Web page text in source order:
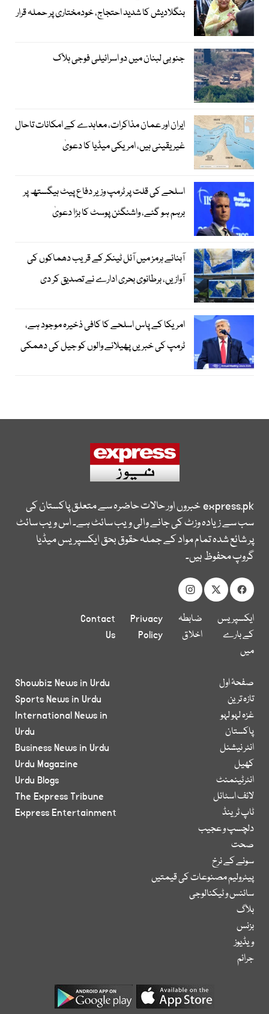
بنگلادیش کا شدید احتجاج، خودمختاری پر حملہ قرار
جنوبی لبنان میں دو اسرائیلی فوجی ہلاک
ایران اور عمان مذاکرات، معاہدے کے امکانات تاحال
غیر یقینی ہیں، امریکی میڈیا کا دعویٰ
اسلحے کی قلت پر ٹرمپ وزیر دفاع پیٹ ہیگستھ پر
برہم ہو گئے، واشنگٹن پوسٹ کا بڑا دعویٰ
آبنائے ہرمز میں آئل ٹینکر کے قریب دھماکوں کی
آوازیں، برطانوی بحری ادارے نے تصدیق کر دی
امریکا کے پاس اسلحے کا کافی ذخیرہ موجود ہے،
ٹرمپ کی خبریں پھیلانے والوں کو جیل کی دھمکی
express.pkخبروں اور حالات حاضرہ سے متعلق پاکستان کی
سب سے زیادہ وزٹ کی جانے والی ویب سائٹ ہے۔ اس ویب سائٹ
پر شائع شدہ تمام مواد کے جملہ حقوق بحق ایکسپریس میڈیا
گروپ محفوظ ہیں۔
ایکسپریس
کے بارے
میں
ضابطہ
اخلاق
Privacy
Policy
Contact
Us
صفحۂ اول
تازہ ترین
غزہ لہو لہو
پاکستان
انٹر نیشنل
کھیل
انٹرٹینمنٹ
لائف اسٹائل
ٹاپ ٹرینڈ
دلچسپ و عجیب
صحت
سونے کے نرخ
پیٹرولیم مصنوعات کی قیمتیں
سائنس و ٹیکنالوجی
بلاگ
بزنس
ویڈیوز
جرائم
Showbiz News in Urdu
Sports News in Urdu
International News in
Urdu
Business News in Urdu
Urdu Magazine
Urdu Blogs
The Express Tribune
Express Entertainment